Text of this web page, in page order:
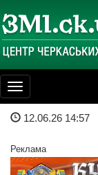
Toggle
navigation
12.06.26 14:57
Реклама